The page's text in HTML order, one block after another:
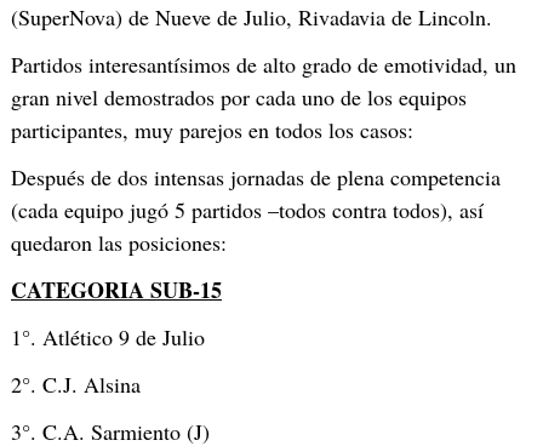
(SuperNova) de Nueve de Julio, Rivadavia de Lincoln.
Partidos interesantísimos de alto grado de emotividad, un
gran nivel demostrados por cada uno de los equipos
participantes, muy parejos en todos los casos:
Después de dos intensas jornadas de plena competencia
(cada equipo jugó 5 partidos –todos contra todos), así
quedaron las posiciones:
CATEGORIA SUB-15
1°. Atlético 9 de Julio
2°. C.J. Alsina
3°. C.A. Sarmiento (J)